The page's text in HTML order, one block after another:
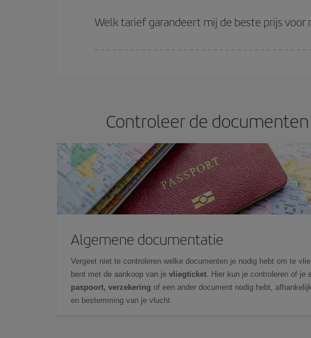
(economy) tarieven beschikbaar zijn of zijn uitverkocht.
Welk tarief garandeert mij de beste prijs
Controleer de
Algemene documentatie
Vergeet niet te controleren welke documenten je nodig hebt om te
bent met de aankoop van je vliegticket . Hier kun je controleren of je
paspoort, verzekering of een ander document nodig hebt,
en bestemming van je vlucht.